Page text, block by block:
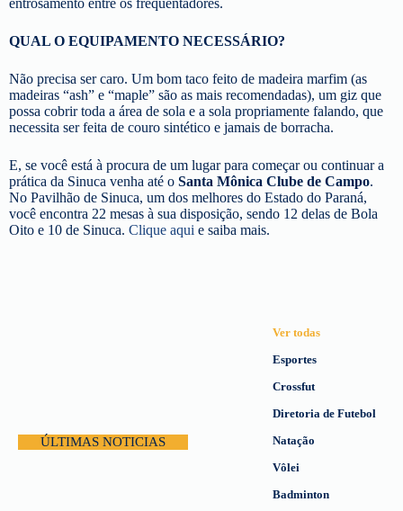
QUAL O EQUIPAMENTO NECESSÁRIO?
Não precisa ser caro. Um bom taco feito de madeira marfim (as
madeiras “ash” e “maple” são as mais recomendadas), um giz que
possa cobrir toda a área de sola e a sola propriamente falando, que
necessita ser feita de couro sintético e jamais de borracha.
E, se você está à procura de um lugar para começar ou continuar a
prática da Sinuca venha até o Santa Mônica Clube de Campo.
No Pavilhão de Sinuca, um dos melhores do Estado do Paraná,
você encontra 22 mesas à sua disposição, sendo 12 delas de Bola
Oito e 10 de Sinuca. Clique aqui e saiba mais.
ÚLTIMAS NOTICIAS
Ver todas
Esportes
Crossfut
Diretoria de Futebol
Natação
Vôlei
Badminton